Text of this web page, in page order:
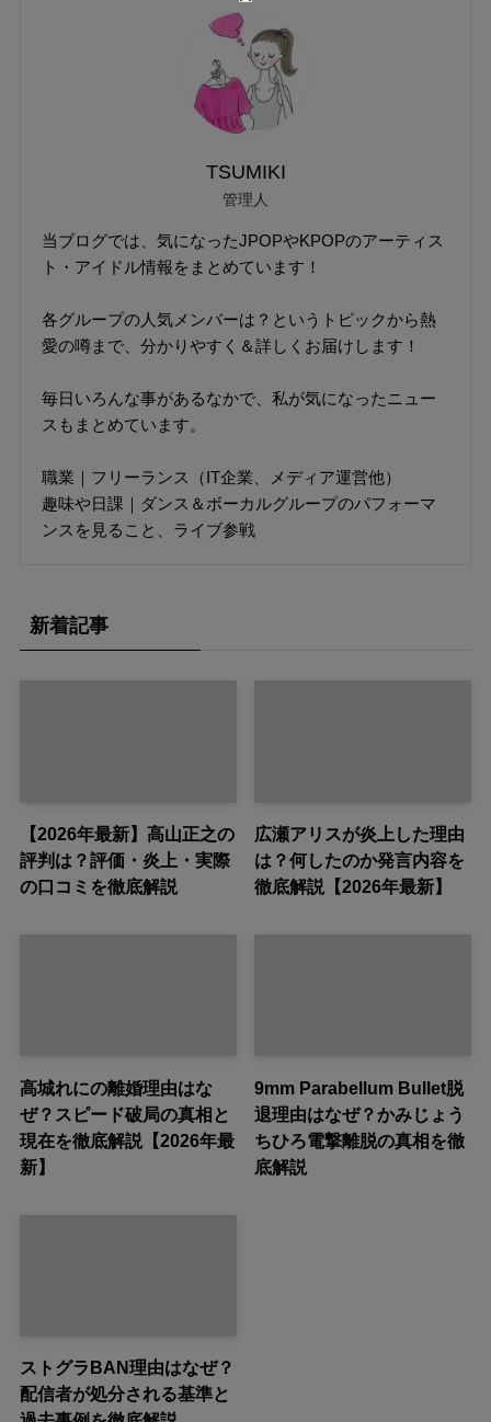
TSUMIKI
管理人
当ブログでは、気になったJPOPやKPOPのアーティス
ト・アイドル情報をまとめています！
各グループの人気メンバーは？というトピックから熱
愛の噂まで、分かりやすく＆詳しくお届けします！
毎日いろんな事があるなかで、私が気になったニュー
スもまとめています。
職業｜フリーランス（IT企業、メディア運営他）
趣味や日課｜ダンス＆ボーカルグループのパフォーマ
ンスを見ること、ライブ参戦
新着記事
【2026年最新】高山正之の
評判は？評価・炎上・実際
の口コミを徹底解説
広瀬アリスが炎上した理由
は？何したのか発言内容を
徹底解説【2026年最新】
高城れにの離婚理由はな
ぜ？スピード破局の真相と
現在を徹底解説【2026年最
新】
9mm Parabellum Bullet脱
退理由はなぜ？かみじょう
ちひろ電撃離脱の真相を徹
底解説
ストグラBAN理由はなぜ？
配信者が処分される基準と